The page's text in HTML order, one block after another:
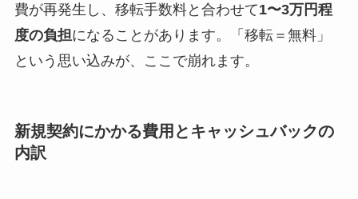
費が再発生し、移転手数料と合わせて1〜3万円程
度の負担になることがあります。「移転＝無料」
という思い込みが、ここで崩れます。
新規契約にかかる費用とキャッシュバックの
内訳